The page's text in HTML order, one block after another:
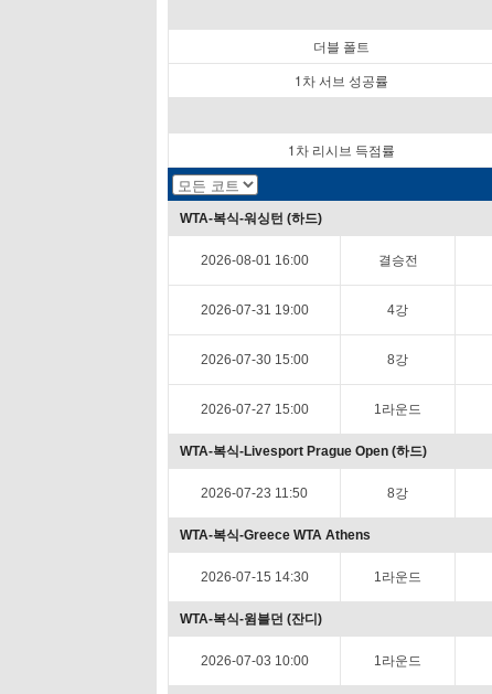
더블 폴트
1차 서브 성공률
1차 리시브 득점률
WTA-복식-워싱턴 (하드)
2026-08-01 16:00 결승전
2026-07-31 19:00 4강
2026-07-30 15:00 8강
2026-07-27 15:00 1라운드
WTA-복식-Livesport Prague Open (하드)
2026-07-23 11:50 8강
WTA-복식-Greece WTA Athens
2026-07-15 14:30 1라운드
WTA-복식-윔블던 (잔디)
2026-07-03 10:00 1라운드